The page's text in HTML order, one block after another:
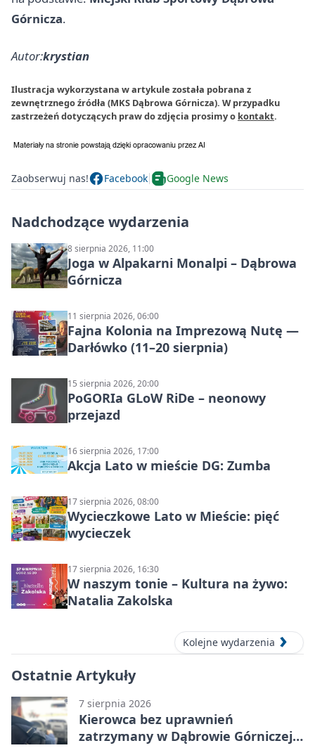
Górnicza.
Autor:krystian
Ilustracja wykorzystana w artykule została pobrana z
zewnętrznego źródła (MKS Dąbrowa Górnicza). W przypadku
zastrzeżeń dotyczących praw do zdjęcia prosimy o kontakt.
Zaobserwuj nas! Facebook Google News
Nadchodzące wydarzenia
8 sierpnia 2026, 11:00
Joga w Alpakarni Monalpi – Dąbrowa
Górnicza
11 sierpnia 2026, 06:00
Fajna Kolonia na Imprezową Nutę —
Darłówko (11–20 sierpnia)
15 sierpnia 2026, 20:00
PoGORIa GLoW RiDe – neonowy
przejazd
16 sierpnia 2026, 17:00
Akcja Lato w mieście DG: Zumba
17 sierpnia 2026, 08:00
Wycieczkowe Lato w Mieście: pięć
wycieczek
17 sierpnia 2026, 16:30
W naszym tonie – Kultura na żywo:
Natalia Zakolska
Kolejne wydarzenia
Ostatnie Artykuły
7 sierpnia 2026
Kierowca bez uprawnień
zatrzymany w Dąbrowie Górniczej.